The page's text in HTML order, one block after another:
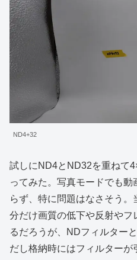
ND4+32
試しにND4とND32を重ねて
ってみた。写真モードでも
らず、特に問題はなさそう
分だけ画質の低下や反射や
るだろうが、NDフィルター
だし格納時にはフィルターが